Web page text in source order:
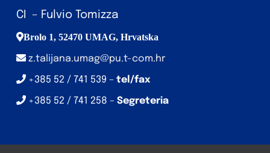
CI – Fulvio Tomizza
Brolo 1, 52470 UMAG, Hrvatska
z.talijana.umag@pu.t-com.hr
+385 52 / 741 539 – tel/fax
+385 52 / 741 258 – Segreteria